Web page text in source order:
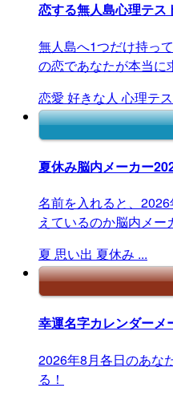
恋する無人島心理テス
無人島へ1つだけ持っ
の恋であなたが本当に
恋愛 好きな人 心理テ
夏休み脳内メーカー
名前を入れると、
えているのか脳内メー
夏 思い出 夏休み ...
幸運名字カレンダーメ
2026年8月各日のあな
る！